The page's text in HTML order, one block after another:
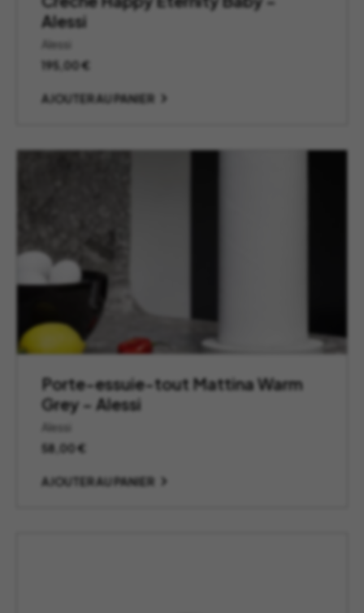
Alessi
Alessi
195,00€
AJOUTER AU PANIER
Porte-essuie-tout Mattina Warm
Grey – Alessi
Alessi
58,00€
AJOUTER AU PANIER